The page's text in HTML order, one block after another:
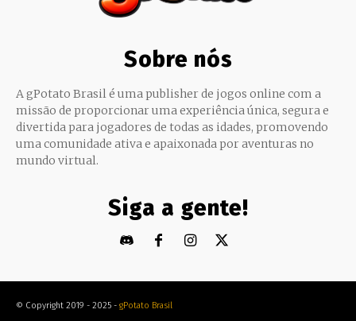
Sobre nós
A gPotato Brasil é uma publisher de jogos online com a
missão de proporcionar uma experiência única, segura e
divertida para jogadores de todas as idades, promovendo
uma comunidade ativa e apaixonada por aventuras no
mundo virtual.
Siga a gente!
© Copyright 2019 - 2025 - gPotato Brasil